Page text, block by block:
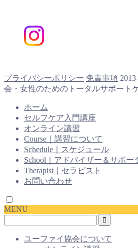
プライバシーポリシー 免責事項
会・女性のためのトータルサポート
ホーム
セルフケア入門講座
オンライン講習
Course｜講習について
Schedule｜スケジュール
School｜アドバイザー＆サポー
Therapist｜セラピスト
お問い合わせ
MENU
ユーファイ協会について